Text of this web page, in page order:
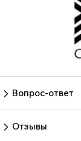
Вопрос-ответ
Отзывы